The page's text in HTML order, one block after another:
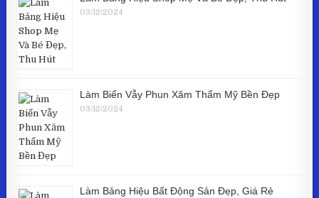
03/12/2024
Làm Biển Vẫy Phun Xăm Thẩm Mỹ Bền Đẹp
03/12/2024
Làm Bảng Hiệu Bất Động Sản Đẹp, Giá Rẻ